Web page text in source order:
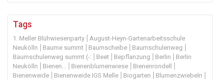
Tags
1. Meller Blühwiesenparty
August-Heyn-Gartenarbeitsschule
Neukölln
Baume summt Baumscheibe
Baumschulenweg
Baumschulenweg summt (-:
Beet Bepflanzung Berlin
Berlin
Neukölln
Bienen... Bienenblumenwiese
Bienenrondell
Bienenweide
Bienenweide IGS Melle Biogarten
Blumenzwiebeln